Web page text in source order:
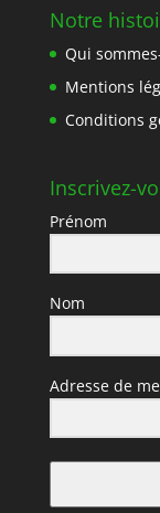
Notre
Qui
Mentions
Conditions
Inscrivez-
Prénom
Nom
Adresse de